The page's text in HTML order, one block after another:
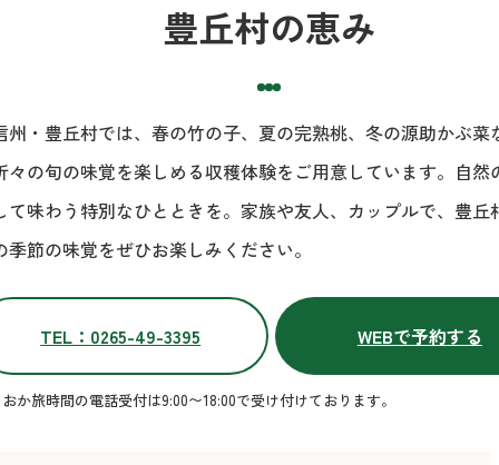
豊丘村の恵み
州・豊丘村では、春の竹の子、夏の完熟桃、冬の源助かぶ菜
々の旬の味覚を楽しめる収穫体験をご用意しています。自然
て味わう特別なひとときを。家族や友人、カップルで、豊丘
季節の味覚をぜひお楽しみください。
TEL：0265-49-3395 WEBで予約する
か旅時間の電話受付は9:00〜18:00で受け付けております。